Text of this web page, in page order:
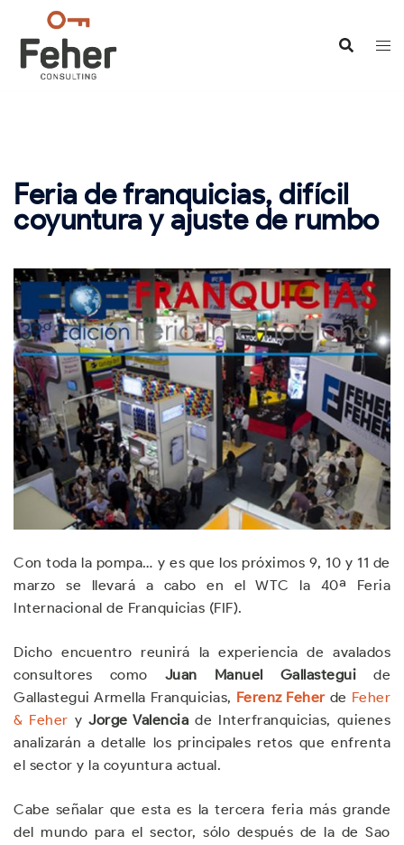
contenido
Feria de franquicias, difícil
coyuntura y ajuste de rumbo
Con toda la pompa… y es que los próximos 9, 10 y 11 de
marzo se llevará a cabo en el WTC la 40ª Feria
Internacional de Franquicias (FIF).
Dicho encuentro reunirá la experiencia de avalados
consultores como Juan Manuel Gallastegui de
Gallastegui Armella Franquicias, Ferenz Feherde Feher
& Feher yJorge Valencia de Interfranquicias, quienes
analizarán a detalle los principales retos que enfrenta
el sector y la coyuntura actual.
Cabe señalar que esta es la tercera feria más grande
del mundo para el sector, sólo después de la de Sao